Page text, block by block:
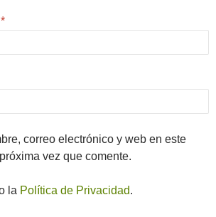
*
correo electrónico y web en este
vez que comente.
la Política de Privacidad.